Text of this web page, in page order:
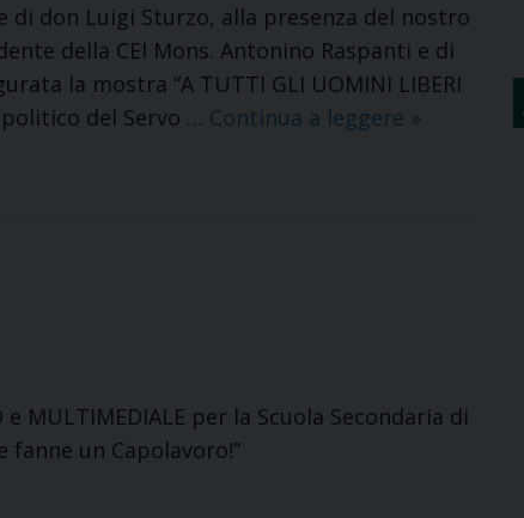
di don Luigi Sturzo, alla presenza del nostro
della CEI Mons. Antonino Raspanti e di
la mostra “A TUTTI GLI UOMINI LIBERI
del Servo … Continua a leggere A
»
e MULTIMEDIALE per la Scuola Secondaria di
fanne un Capolavoro!”